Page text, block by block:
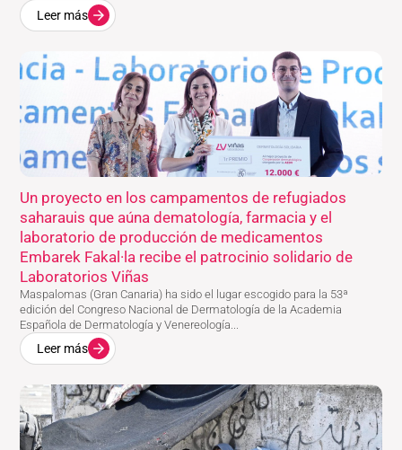
Leer más
Un proyecto en los campamentos de refugiados
saharauis que aúna dematología, farmacia y el
laboratorio de producción de medicamentos
Embarek Fakal·la recibe el patrocinio solidario de
Laboratorios Viñas
Maspalomas (Gran Canaria) ha sido el lugar escogido para la 53ª
edición del Congreso Nacional de Dermatología de la Academia
Española de Dermatología y Venereología...
Leer más